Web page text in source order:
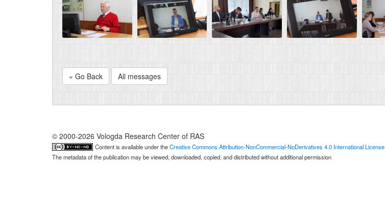
« Go Back All messages
© 2000-2026 Vologda Research Center of RAS
Content is available under theCreative Commons Attribution-NonCommercial-NoDerivatives 4.0 International License
The metadata of the publication may be viewed, downloaded, copied, and distributed without additional permission